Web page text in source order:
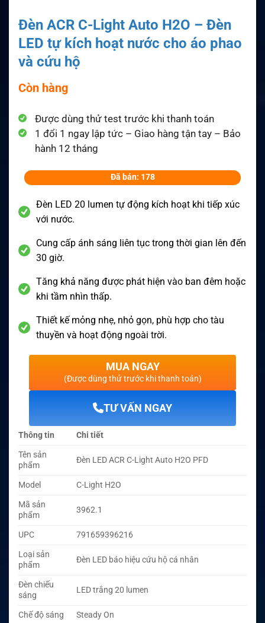
Đèn ACR C-Light Auto H2O – Đèn
LED tự kích hoạt nước cho áo phao
và cứu hộ
Còn hàng
Được dùng thử test trước khi thanh toán
1 đổi 1 ngay lập tức – Giao hàng tận tay – Bảo
hành 12 tháng
Đã bán: 178
Đèn LED 20 lumen tự động kích hoạt khi tiếp xúc
với nước.
Cung cấp ánh sáng liên tục trong thời gian lên đến
30 giờ.
Tăng khả năng được phát hiện vào ban đêm hoặc
khi tầm nhìn thấp.
Thiết kế mỏng nhẹ, nhỏ gọn, phù hợp cho tàu
thuyền và hoạt động ngoài trời.
MUA NGAY
(Được dùng thử trước khi thanh toán)
TƯ VẤN NGAY
Thông tin
Chi tiết
Tên sản
phẩm
Đèn LED ACR C-Light Auto H2O PFD
Model
C-Light H2O
Mã sản
phẩm
3962.1
UPC
791659396216
Loại sản
phẩm
Đèn LED báo hiệu cứu hộ cá nhân
Đèn chiếu
sáng
LED trắng 20 lumen
Chế độ sáng Steady On